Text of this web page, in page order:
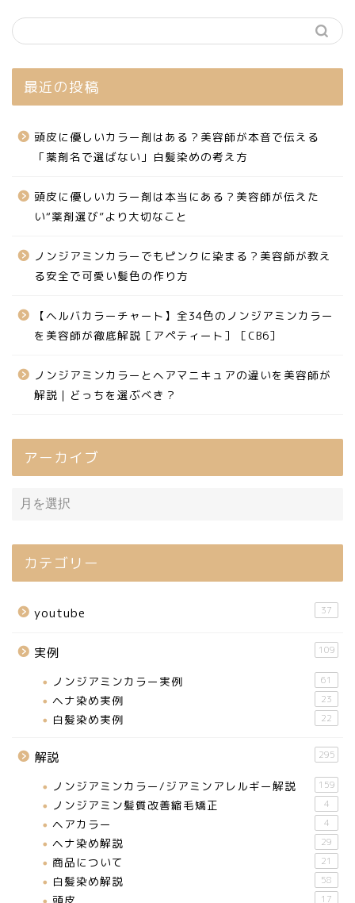
最近の投稿
頭皮に優しいカラー剤はある？美容師が本音で伝える
「薬剤名で選ばない」白髪染めの考え方
頭皮に優しいカラー剤は本当にある？美容師が伝えた
い“薬剤選び”より大切なこと
ノンジアミンカラーでもピンクに染まる？美容師が教え
る安全で可愛い髪色の作り方
【ヘルバカラーチャート】全34色のノンジアミンカラー
を美容師が徹底解説［アペティート］［CB6］
ノンジアミンカラーとヘアマニキュアの違いを美容師が
解説｜どっちを選ぶべき？
アーカイブ
カテゴリー
youtube 37
実例 109
ノンジアミンカラー実例 61
ヘナ染め実例 23
白髪染め実例 22
解説 295
ノンジアミンカラー/ジアミンアレルギー解説 159
ノンジアミン髪質改善縮毛矯正 4
ヘアカラー 4
ヘナ染め解説 29
商品について 21
白髪染め解説 58
17